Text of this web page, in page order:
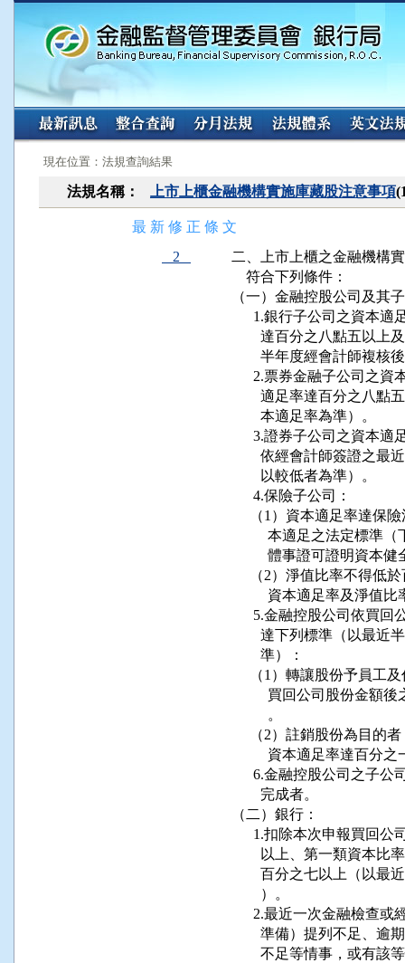
:::
現在位置：法規查詢結果
法規名稱： 上市上櫃金融機構實施庫藏股注意事項
最 新 修 正 條 文
2
二、上市上櫃之金融機構
    符合下列條件：
（一）金融控股公司及其
1.銀行子公司之資本
達百分之八點五以
半年度經會計師複
2.票券金融子公司之
適足率達百分之八
        本適足率為準）。
3.證券子公司之資本
依經會計師簽證之
        以較低者為準）。
      4.保險子公司：
（1）資本適足率達保
本適足之法定標
體事證可證明資
（2）淨值比率不得低
資本適足率及淨值
5.金融控股公司依買
達下列標準（以最
        準）：
（1）轉讓股份予員工
買回公司股份金
          。
（2）註銷股份為目的
資本適足率達百分
6.金融控股公司之子
        完成者。
（二）銀行：
1.扣除本次申報買回
以上、第一類資本
百分之七以上（以
        ）。
2.最近一次金融檢查
準備）提列不足、
不足等情事，或有